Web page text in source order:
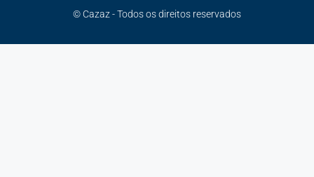
© Cazaz - Todos os direitos reservados